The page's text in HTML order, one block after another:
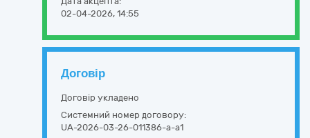
02-04-2026, 14:55
Договір
Договір укладено
Системний номер договору:
UA-2026-03-26-011386-a-a1